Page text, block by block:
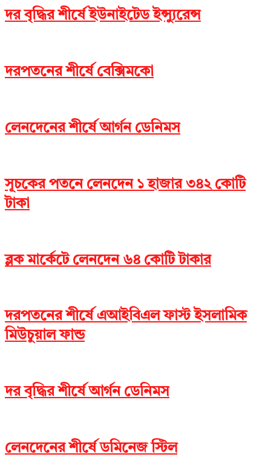
দর বৃদ্ধির শীর্ষে ইউনাইটেড ইন্স্যুরেন্স
দরপতনের শীর্ষে বেক্সিমকো
লেনদেনের শীর্ষে আর্গন ডেনিমস
সূচকের পতনে লেনদেন ১ হাজার ৩৪২ কোটি
টাকা
ব্লক মার্কেটে লেনদেন ৬৪ কোটি টাকার
দরপতনের শীর্ষে এআইবিএল ফাস্ট ইসলামিক
মিউচুয়াল ফান্ড
দর বৃদ্ধির শীর্ষে আর্গন ডেনিমস
লেনদেনের শীর্ষে ডমিনেজ স্টিল